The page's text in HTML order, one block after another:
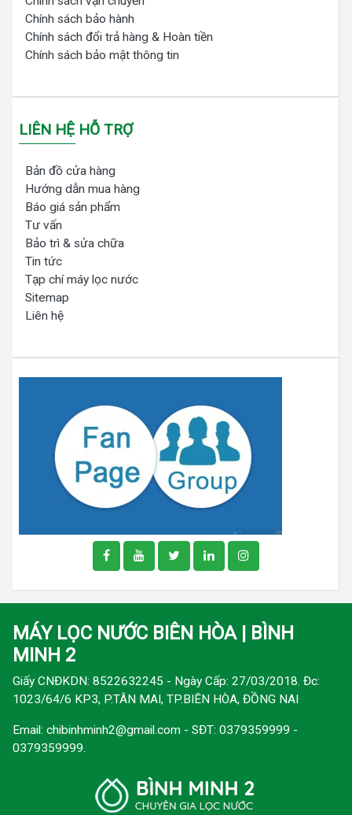
Chính sách bảo hành
Chính sách đổi trả hàng & Hoàn tiền
Chính sách bảo mật thông tin
LIÊN HỆ HỖ TRỢ
Bản đồ cửa hàng
Hướng dẫn mua hàng
Báo giá sản phẩm
Tư vấn
Bảo trì & sửa chữa
Tin tức
Tạp chí máy lọc nước
Sitemap
Liên hệ
MÁY LỌC NƯỚC BIÊN HÒA | BÌNH
MINH 2
Giấy CNĐKDN: 8522632245 - Ngày Cấp: 27/03/2018. Đc:
1023/64/6 KP3, P.TÂN MAI, TP.BIÊN HÒA, ĐỒNG NAI
Email: chibinhminh2@gmail.com - SĐT: 0379359999 -
0379359999.